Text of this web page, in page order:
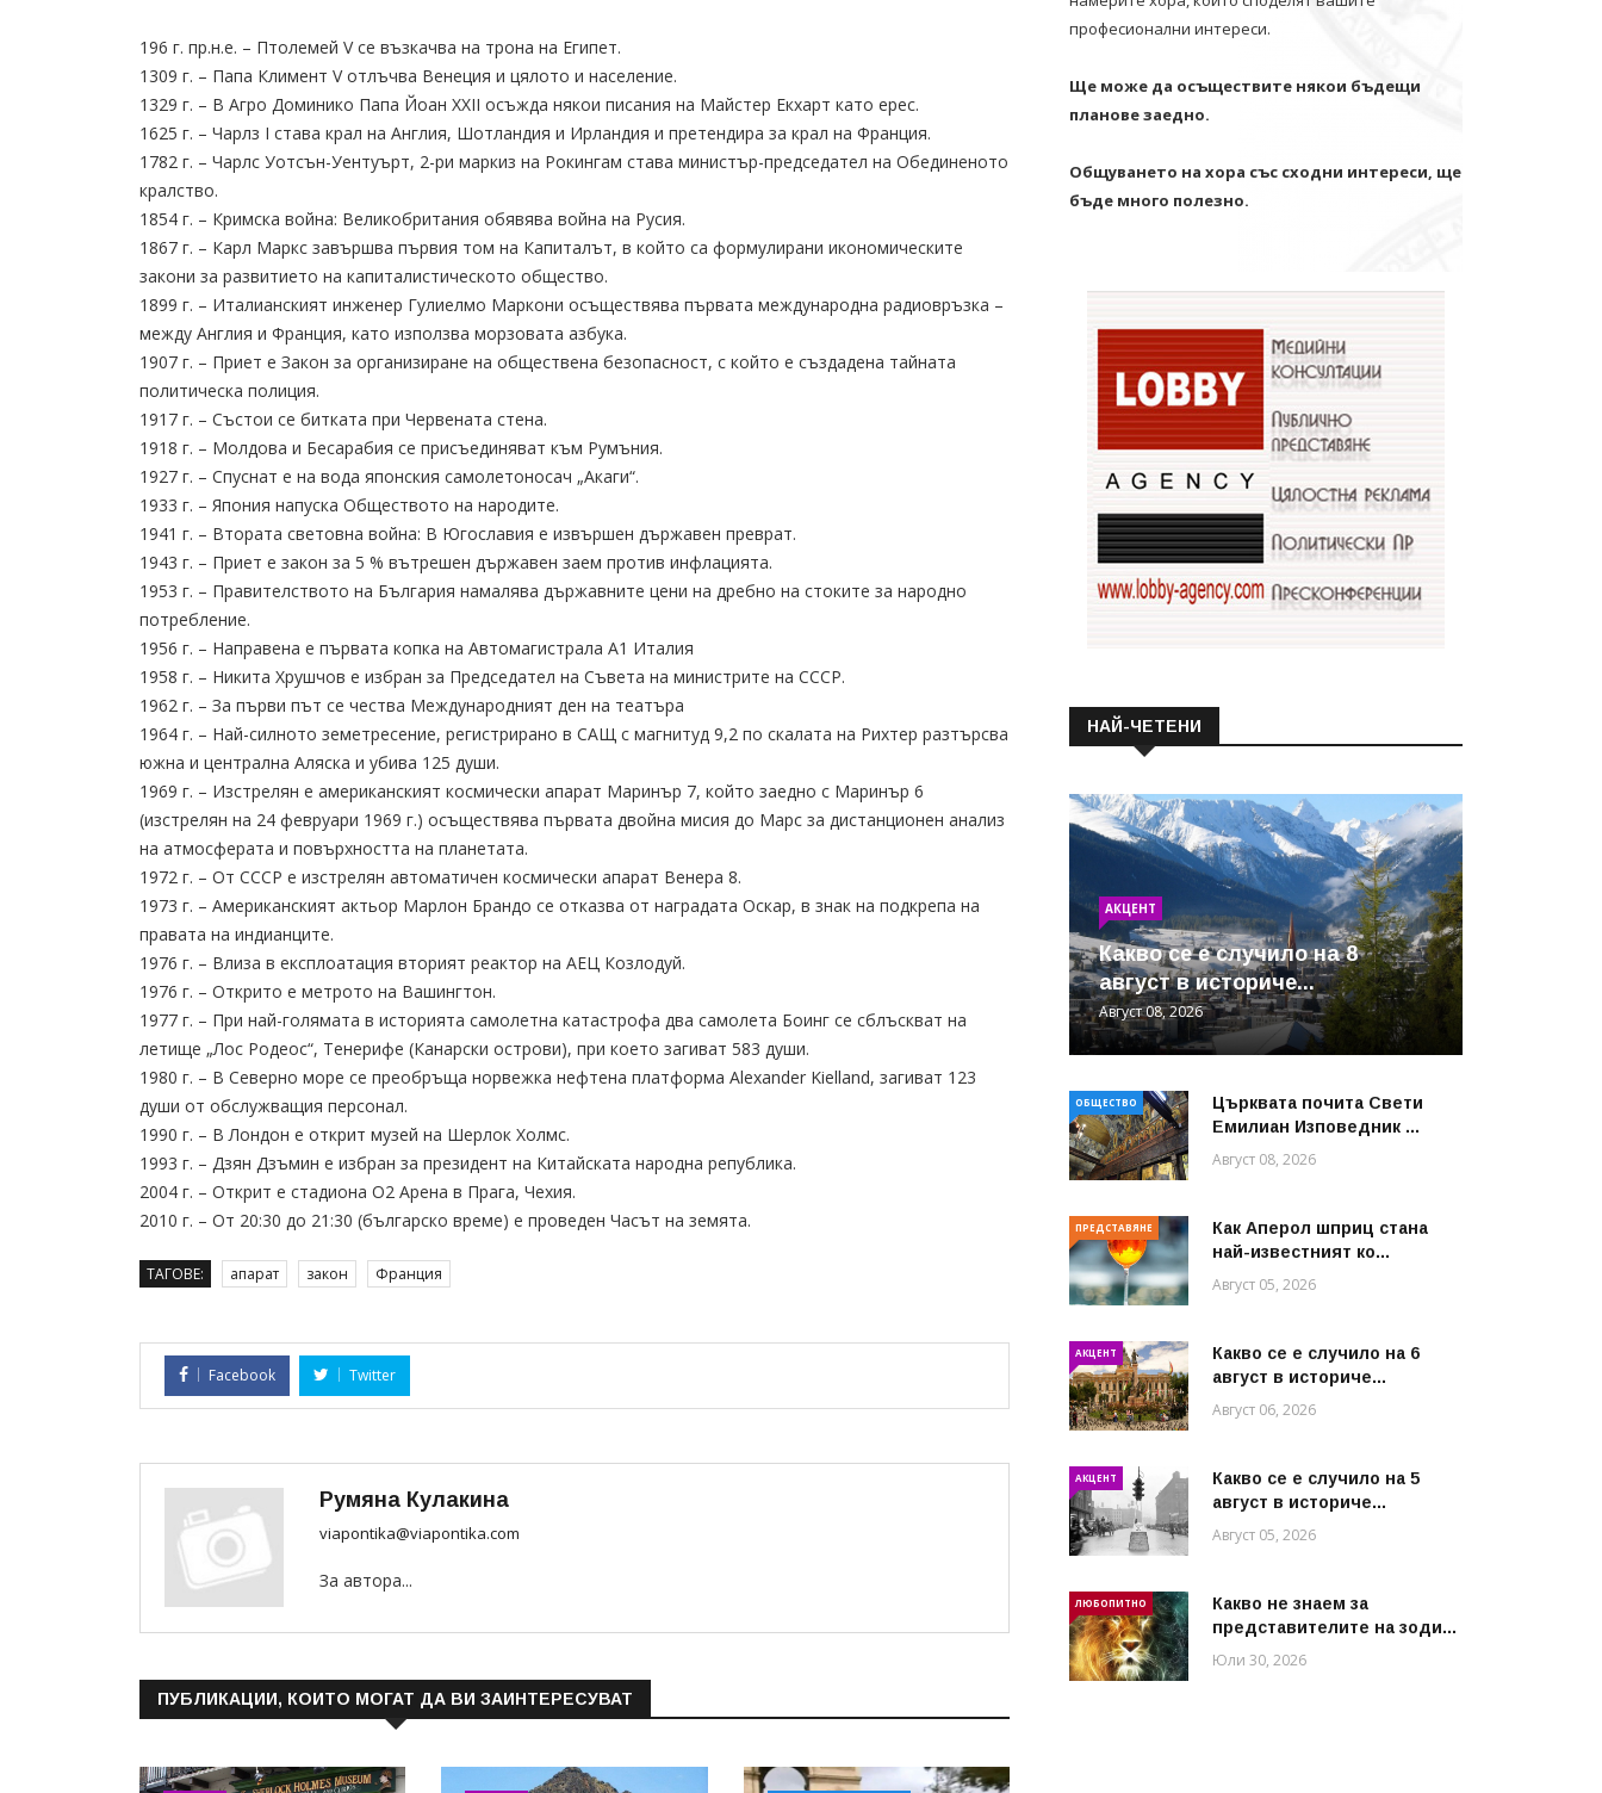
196 г. пр.н.е. – Птолемей V се възкачва на трона на Египет.
1309 г. – Папа Климент V отлъчва Венеция и цялото и население.
1329 г. – В Агро Доминико Папа Йоан XXII осъжда някои писания на Майстер Екхарт като ерес.
1625 г. – Чарлз I става крал на Англия, Шотландия и Ирландия и претендира за крал на Франция.
1782 г. – Чарлс Уотсън-Уентуърт, 2-ри маркиз на Рокингам става министър-председател на Обединеното
кралство.
1854 г. – Кримска война: Великобритания обявява война на Русия.
1867 г. – Карл Маркс завършва първия том на Капиталът, в който са формулирани икономическите
закони за развитието на капиталистическото общество.
1899 г. – Италианският инженер Гулиелмо Маркони осъществява първата международна радиовръзка –
между Англия и Франция, като използва морзовата азбука.
1907 г. – Приет е Закон за организиране на обществена безопасност, с който е създадена тайната
политическа полиция.
1917 г. – Състои се битката при Червената стена.
1918 г. – Молдова и Бесарабия се присъединяват към Румъния.
1927 г. – Спуснат е на вода японския самолетоносач „Акаги“.
1933 г. – Япония напуска Обществото на народите.
1941 г. – Втората световна война: В Югославия е извършен държавен преврат.
1943 г. – Приет е закон за 5 % вътрешен държавен заем против инфлацията.
1953 г. – Правителството на България намалява държавните цени на дребно на стоките за народно
потребление.
1956 г. – Направена е първата копка на Автомагистрала А1 Италия
1958 г. – Никита Хрушчов е избран за Председател на Съвета на министрите на СССР.
1962 г. – За първи път се чества Международният ден на театъра
1964 г. – Най-силното земетресение, регистрирано в САЩ с магнитуд 9,2 по скалата на Рихтер разтърсва
южна и централна Аляска и убива 125 души.
1969 г. – Изстрелян е американският космически апарат Маринър 7, който заедно с Маринър 6
(изстрелян на 24 февруари 1969 г.) осъществява първата двойна мисия до Марс за дистанционен анализ
на атмосферата и повърхността на планетата.
1972 г. – От СССР е изстрелян автоматичен космически апарат Венера 8.
1973 г. – Американският актьор Марлон Брандо се отказва от наградата Оскар, в знак на подкрепа на
правата на индианците.
1976 г. – Влиза в експлоатация вторият реактор на АЕЦ Козлодуй.
1976 г. – Открито е метрото на Вашингтон.
1977 г. – При най-голямата в историята самолетна катастрофа два самолета Боинг се сблъскват на
летище „Лос Родеос“, Тенерифе (Канарски острови), при което загиват 583 души.
1980 г. – В Северно море се преобръща норвежка нефтена платформа Alexander Kielland, загиват 123
души от обслужващия персонал.
1990 г. – В Лондон е открит музей на Шерлок Холмс.
1993 г. – Дзян Дзъмин е избран за президент на Китайската народна република.
2004 г. – Открит е стадиона O2 Арена в Прага, Чехия.
2010 г. – От 20:30 до 21:30 (българско време) e проведен Часът на земята.
ТАГОВЕ: апарат закон Франция
Facebook Twitter
Румяна Кулакина
viapontika@viapontika.com
За автора...
ПУБЛИКАЦИИ, КОИТО МОГАТ ДА ВИ ЗАИНТЕРЕСУВАТ
професионални интереси.
Ще може да осъществите някои бъдещи
планове заедно.
Общуването на хора със сходни интереси, ще
бъде много полезно.
НАЙ-ЧЕТЕНИ
АКЦЕНТ
Какво се е случило на 8
август в историче...
Август 08, 2026
ОБЩЕСТВО
Църквата почита Свeти
Емилиан Изповедник ...
Август 08, 2026
ПРЕДСТАВЯНЕ
Как Аперол шприц стана
най-известният ко...
Август 05, 2026
АКЦЕНТ
Какво се е случило на 6
август в историче...
Август 06, 2026
АКЦЕНТ
Какво се е случило на 5
август в историче...
Август 05, 2026
ЛЮБОПИТНО
Какво не знаем за
представителите на зоди...
Юли 30, 2026